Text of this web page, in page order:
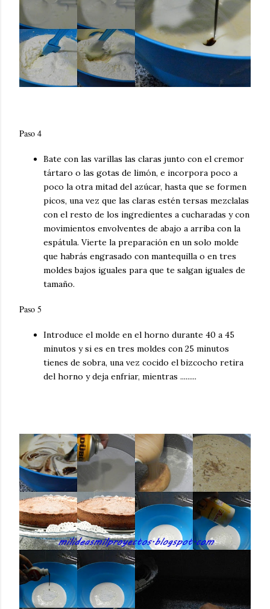
Paso 4
Bate con las varillas las claras junto con el cremor
tártaro o las gotas de limón, e incorpora poco a
poco la otra mitad del azúcar, hasta que se formen
picos, una vez que las claras estén tersas mezclalas
con el resto de los ingredientes a cucharadas y con
movimientos envolventes de abajo a arriba con la
espátula. Vierte la preparación en un solo molde
que habrás engrasado con mantequilla o en tres
moldes bajos iguales para que te salgan iguales de
tamaño.
Paso 5
Introduce el molde en el horno durante 40 a 45
minutos y si es en tres moldes con 25 minutos
tienes de sobra, una vez cocido el bizcocho retira
del horno y deja enfriar, mientras .........